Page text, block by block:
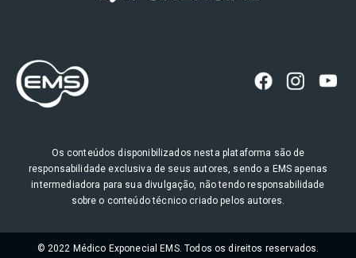
Os conteúdos disponibilizados nesta plataforma são de
responsabilidade exclusiva de seus autores, sendo a EMS apenas
intermediadora para sua divulgação, não tendo responsabilidade
sobre o conteúdo técnico criado pelos autores.
© 2022 Médico Exponecial EMS. Todos os direitos reservados.